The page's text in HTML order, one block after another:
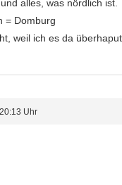
alles, was nördlich ist.
= Domburg
weil ich es da
Uhr